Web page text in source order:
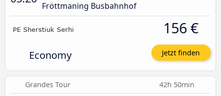
Fröttmaning Busbahnhof
Economy
156 €
Jetzt finden
Grandes Tour 42h 50min